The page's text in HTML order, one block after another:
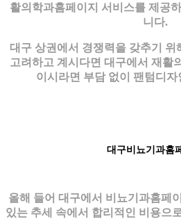
활의학과홈페이지 서비스를 제공
니다.
대구 상권에서 경쟁력을 갖추기
고려하고 계시다면 대구에서 재활
이시라면 부담 없이 팬텀디
대구비뇨기과홈
올해 들어 대구에서 비뇨기과홈페
있는 추세 속에서 합리적인 비용으